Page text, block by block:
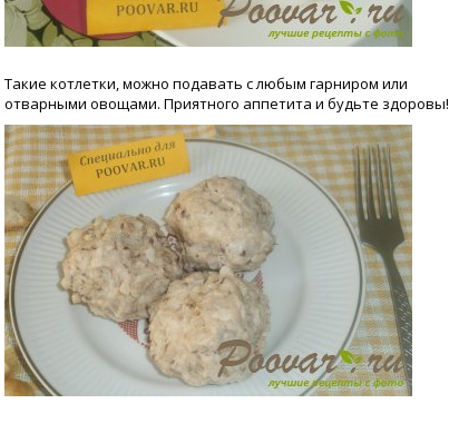
Такие котлетки, можно подавать с любым гарниром или
отварными овощами. Приятного аппетита и будьте здоровы!